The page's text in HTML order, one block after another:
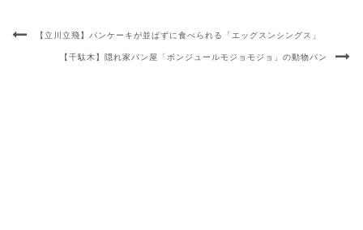
【立川立飛】パンケーキが並ばずに食べられる「エッグスンシングス」
【千駄木】隠れ家パン屋「ボンジュールモジョモジョ」の動物パン